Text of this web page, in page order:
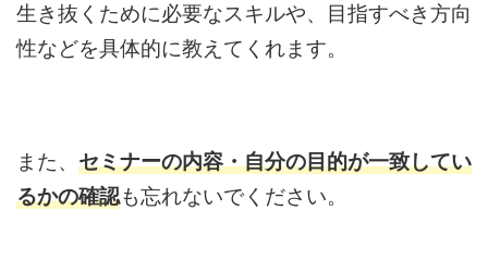
生き抜くために必要なスキルや、目指すべき方向
性などを具体的に教えてくれます。
また、 セミナーの内容・自分の目的が一致してい
るかの確認も忘れないでください。